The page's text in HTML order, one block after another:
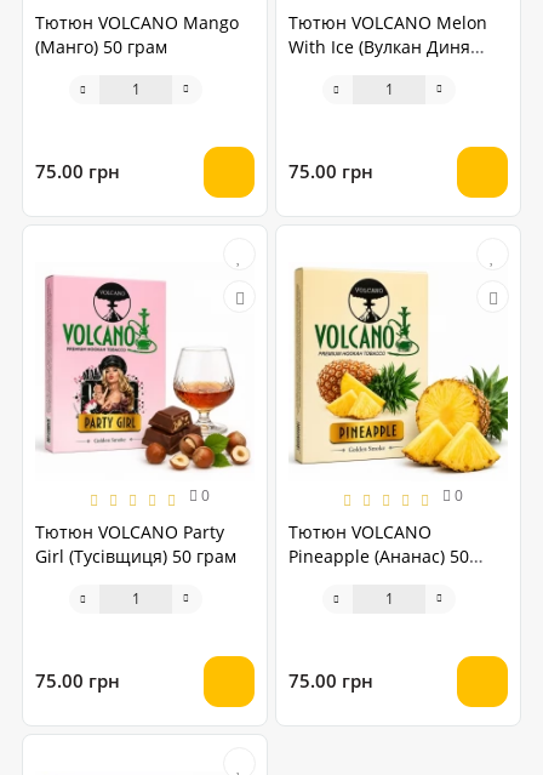
Тютюн VOLCANO Mango
(Манго) 50 грам
75.00 грн
Тютюн VOLCANO Melon
With Ice (Вулкан Диня
75.00 грн
0
Тютюн VOLCANO Party
Girl (Тусівщиця) 50 грам
75.00 грн
0
Тютюн VOLCANO
Pineapple (Ананас) 50
75.00 грн